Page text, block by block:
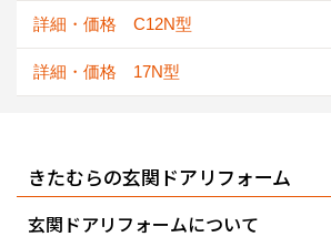
詳細・価格 C12N型
詳細・価格 17N型
きたむらの玄関ドアリフォーム
玄関ドアリフォームについて